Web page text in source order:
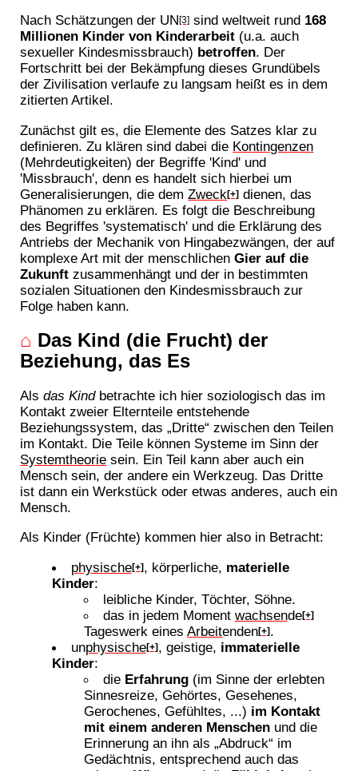
Nach Schätzungen der UN[3] sind weltweit rund 168
Millionen Kinder von Kinderarbeit (u.a. auch
sexueller Kindesmissbrauch) betroffen. Der
Fortschritt bei der Bekämpfung dieses Grundübels
der Zivilisation verlaufe zu langsam heißt es in dem
zitierten Artikel.
Zunächst gilt es, die Elemente des Satzes klar zu
definieren. Zu klären sind dabei die Kontingenzen
(Mehrdeutigkeiten) der Begriffe 'Kind' und
'Missbrauch', denn es handelt sich hierbei um
Generalisierungen, die demZweck[+] dienen, das
Phänomen zu erklären. Es folgt die Beschreibung
des Begriffes 'systematisch' und die Erklärung des
Antriebs der Mechanik von Hingabezwängen, der auf
komplexe Art mit der menschlichenGier auf die
Zukunft zusammenhängt und der in bestimmten
sozialen Situationen den Kindesmissbrauch zur
Folge haben kann.
⌂ Das Kind (die Frucht) der
Beziehung, das Es
Alsdas Kindbetrachte ich hier soziologisch das im
Kontakt zweier Elternteile entstehende
Beziehungssystem, das „Dritte“ zwischen den Teilen
im Kontakt. Die Teile können Systeme im Sinn der
Systemtheorie sein. Ein Teil kann aber auch ein
Mensch sein, der andere ein Werkzeug. Das Dritte
ist dann ein Werkstück oder etwas anderes, auch ein
Mensch.
Als Kinder (Früchte) kommen hier also in Betracht:
physische[+], körperliche, materielle
Kinder:
leibliche Kinder, Töchter, Söhne.
das in jedem Moment wachsende[+]
Tageswerk einesArbeitenden[+].
unphysische[+], geistige, immaterielle
Kinder:
die Erfahrung(im Sinne der erlebten
Sinnesreize, Gehörtes, Gesehenes,
Gerochenes, Gefühltes, ...) im Kontakt
mit einem anderen Menschen und die
Erinnerung an ihn als „Abdruck“ im
Gedächtnis, entsprechend auch das